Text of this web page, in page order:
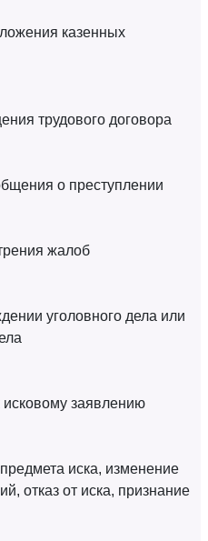
казенных
трудового договора
о преступлении
жалоб
уголовного дела или
заявлению
иска, изменение
отказ от иска, признание